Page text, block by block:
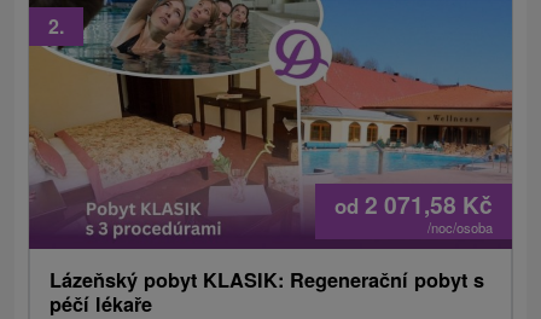
od 2 071,58 Kč
/noc/osoba
2.
Lázeňský pobyt KLASIK: Regenerační pobyt s
péčí lékaře